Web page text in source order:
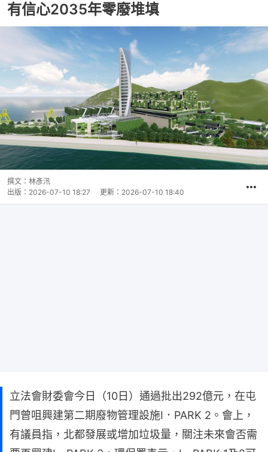
有信心2035年零廢堆填
撰文： 林彥汛
出版： 2026-07-10 18:27 更新： 2026-07-10 18:40
立法會財委會今日（10日）通過批出292億元，在屯
門曾咀興建第二期廢物管理設施I．PARK 2。會上，
有議員指，北都發展或增加垃圾量，關注未來會否需